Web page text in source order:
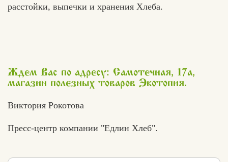
расстойки, выпечки и хранения Хлеба.
Ждем Вас по адресу: Самотечная, 17а,
магазин полезных товаров Экотопия.
Виктория Рокотова
Пресс-центр компании "Едлин Хлеб".